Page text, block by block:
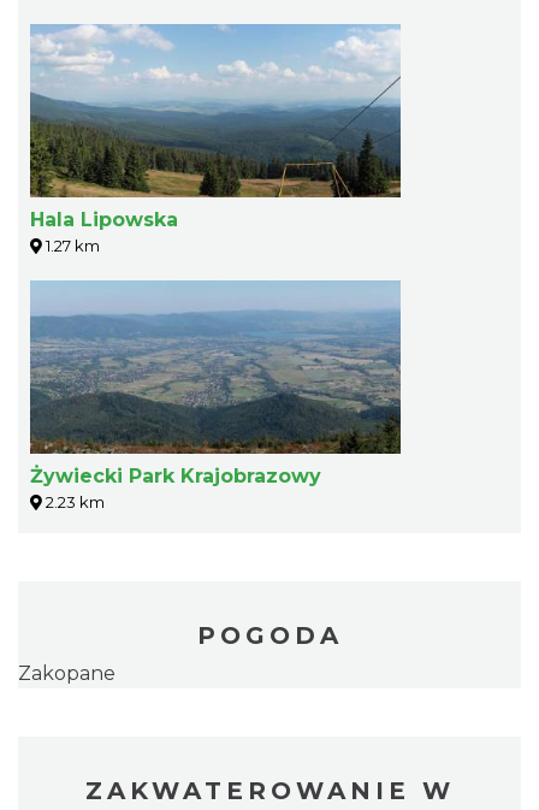
Hala Lipowska
1.27 km
Żywiecki Park Krajobrazowy
2.23 km
POGODA
Zakopane
ZAKWATEROWANIE W